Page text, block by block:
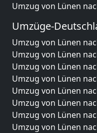
Umzug von Lünen
Umzüge-
Umzug von Lünen
Umzug von Lünen
Umzug von Lünen
Umzug von Lünen
Umzug von Lünen
Umzug von Lünen
Umzug von Lünen
Umzug von Lünen